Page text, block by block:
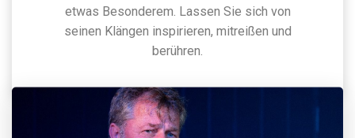
etwas Besonderem. Lassen Sie sich von
seinen Klängen inspirieren, mitreißen und
berühren.